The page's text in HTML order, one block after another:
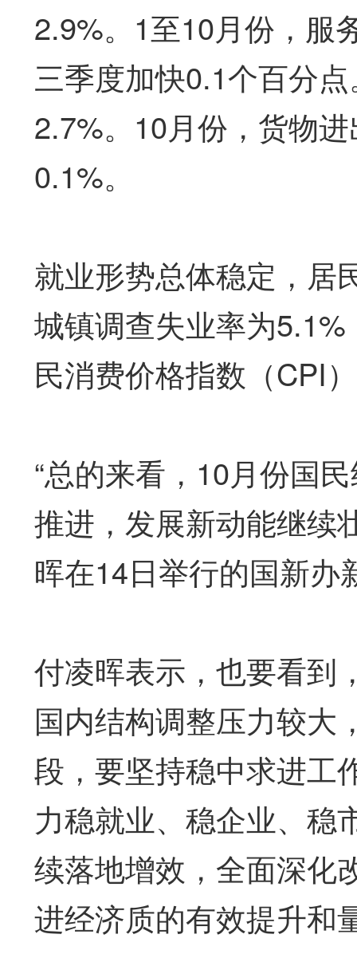
2.9%。1至10月份，服
三季度加快0.1个百分
2.7%。10月份，货物
0.1%。
就业形势总体稳定，居
城镇调查失业率为
民消费价格指数（CPI
“总的来看，10月份国
推进，发展新动能继续
晖在14日举行的国新办
付凌晖表示，也要看到
国内结构调整压力较大
段，要坚持稳中求进工
力稳就业、稳企业、稳
续落地增效，全面深化
进经济质的有效提升和